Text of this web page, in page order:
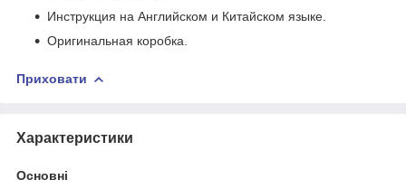
Инструкция на Английском и Китайском языке.
Оригинальная коробка.
Приховати
Характеристики
Основні